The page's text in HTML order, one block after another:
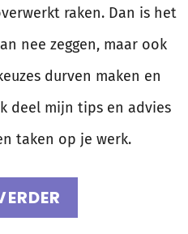
raken. Dan is het
nee zeggen, maar ook
durven maken en
deel mijn tips en advies
taken op je werk.